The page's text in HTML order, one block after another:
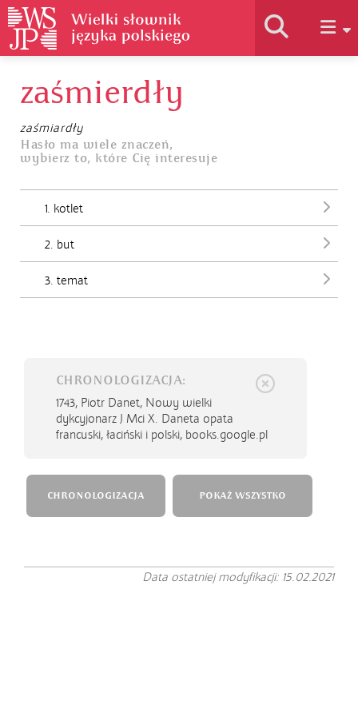
Historia słownika
Jak korzystać
zaśmierdły
zaśmiardły
Hasło ma wiele znaczeń,
wybierz to, które Cię interesuje
1. kotlet
2. but
3. temat
CHRONOLOGIZACJA:
1743, Piotr Danet, Nowy wielki
dykcyjonarz J Mci X. Daneta opata
francuski, łaciński i polski, books.google.pl
CHRONOLOGIZACJA POKAŻ WSZYSTKO
Data ostatniej modyfikacji: 15.02.2021